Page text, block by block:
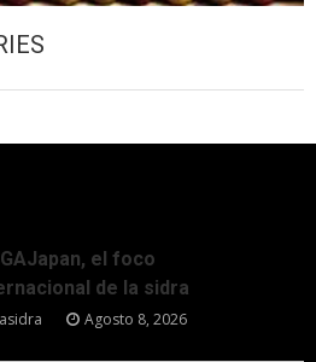
el foco
de la sidra
Agosto 8, 2026